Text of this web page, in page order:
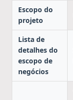
Escopo do
projeto
Lista de
detalhes do
escopo de
negócios